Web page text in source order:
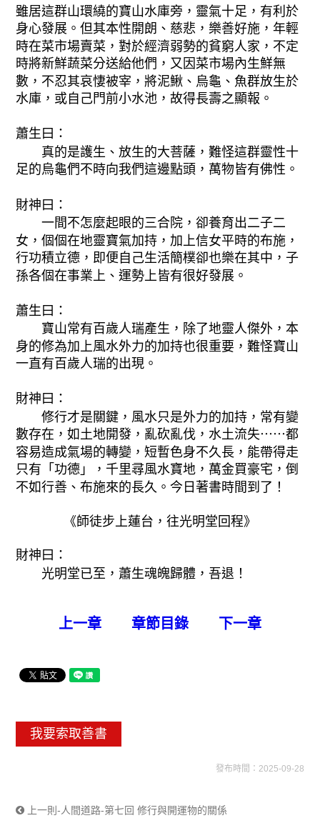
雖居這群山環繞的寶山水庫旁，靈氣十足，有利於
身心發展。但其本性開朗、慈悲，樂善好施，年輕
時在菜市場賣菜，對於經濟弱勢的貧窮人家，不定
時將新鮮蔬菜分送給他們，又因菜市場內生鮮無
數，不忍其哀悽被宰，將泥鰍、烏龜、魚群放生於
水庫，或自己門前小水池，故得長壽之顯報。
蕭生曰：
真的是護生、放生的大菩薩，難怪這群靈性十
足的烏龜們不時向我們這邊點頭，萬物皆有佛性。
財神曰：
一間不怎麼起眼的三合院，卻養育出二子二
女，個個在地靈寶氣加持，加上信女平時的布施，
行功積立德，即便自己生活簡樸卻也樂在其中，子
孫各個在事業上、運勢上皆有很好發展。
蕭生曰：
寶山常有百歲人瑞產生，除了地靈人傑外，本
身的修為加上風水外力的加持也很重要，難怪寶山
一直有百歲人瑞的出現。
財神曰：
修行才是關鍵，風水只是外力的加持，常有變
數存在，如土地開發，亂砍亂伐，水土流失⋯⋯都
容易造成氣場的轉變，短暫色身不久長，能帶得走
只有「功德」，千里尋風水寶地，萬金買豪宅，倒
不如行善、布施來的長久。 今日著書時間到了！
《師徒步上蓮台，往光明堂回程》
財神曰：
光明堂已至，蕭生魂魄歸體，吾退！
上一章 章節目錄 下一章
我要索取善書
發布時間：2025-09-28
上一則-人間道路-第七回 修行與開運物的關係